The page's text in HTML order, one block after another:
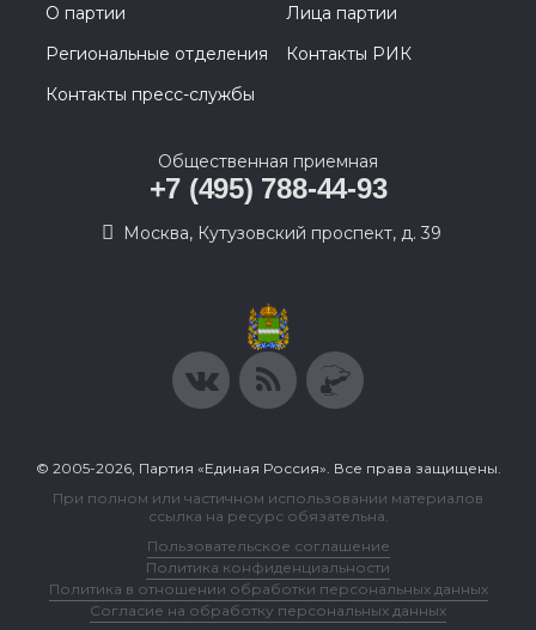
О партии
Лица партии
Региональные отделения
Контакты РИК
Контакты пресс-службы
Общественная приемная
+7 (495) 788-44-93
Москва, Кутузовский проспект, д. 39
© 2005-2026, Партия «Единая Россия». Все права защищены.
При полном или частичном использовании материалов
ссылка на ресурс обязательна.
Пользовательское соглашение
Политика конфиденциальности
Политика в отношении обработки персональных данных
Согласие на обработку персональных данных